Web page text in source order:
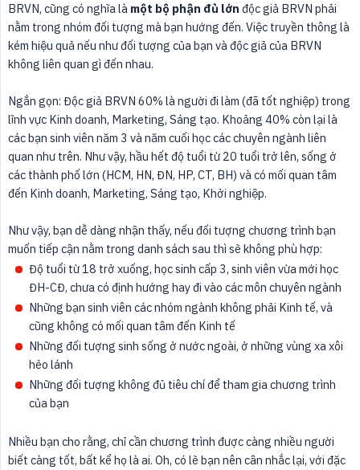
BRVN, cũng có nghĩa là một bộ phận đủ lớn độc giả BRVN phải
nằm trong nhóm đối tượng mà bạn hướng đến. Việc truyền thông là
kém hiệu quả nếu như đối tượng của bạn và độc giả của BRVN
không liên quan gì đến nhau.
Ngắn gọn: Độc giả BRVN 60% là người đi làm (đã tốt nghiệp) trong
lĩnh vực Kinh doanh, Marketing, Sáng tạo. Khoảng 40% còn lại là
các bạn sinh viên năm 3 và năm cuối học các chuyên ngành liên
quan như trên. Như vậy, hầu hết độ tuổi từ 20 tuổi trở lên, sống ở
các thành phố lớn (HCM, HN, ĐN, HP, CT, BH) và có mối quan tâm
đến Kinh doanh, Marketing, Sáng tạo, Khởi nghiệp.
Như vậy, bạn dễ dàng nhận thấy, nếu đối tượng chương trình bạn
muốn tiếp cận nằm trong danh sách sau thì sẽ không phù hợp:
Độ tuổi từ 18 trở xuống, học sinh cấp 3, sinh viên vừa mới học
ĐH-CĐ, chưa có định hướng hay đi vào các môn chuyên ngành
Những bạn sinh viên các nhóm ngành không phải Kinh tế, và
cũng không có mối quan tâm đến Kinh tế
Những đối tượng sinh sống ở nước ngoài, ở những vùng xa xôi
hẻo lánh
Những đối tượng không đủ tiêu chí để tham gia chương trình
của bạn
Nhiều bạn cho rằng, chỉ cần chương trình được càng nhiều người
biết càng tốt, bất kể họ là ai. Oh, có lẽ bạn nên cân nhắc lại, với đặc